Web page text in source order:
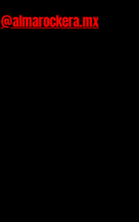
@almarockera.mx